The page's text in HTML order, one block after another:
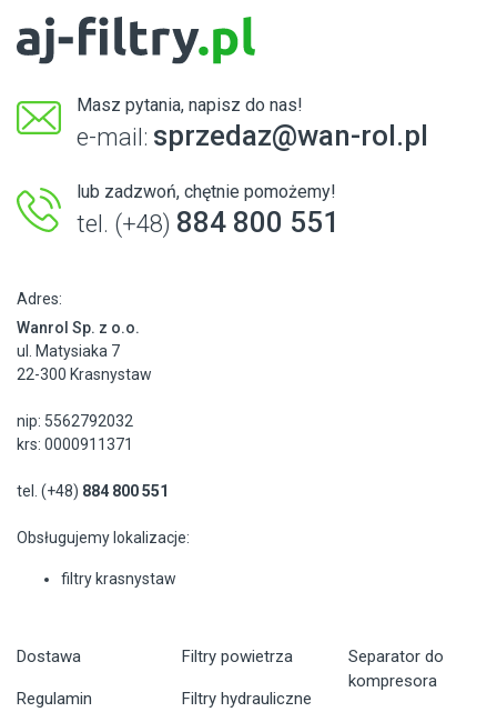
Masz pytania, napisz do nas!
e-mail: sprzedaz@wan-rol.pl
lub zadzwoń, chętnie pomożemy!
tel. (+48) 884 800 551
Adres:
Wanrol Sp. z o.o.
ul. Matysiaka 7
22-300 Krasnystaw
nip: 5562792032
krs: 0000911371
tel. (+48) 884 800 551
Obsługujemy lokalizacje:
filtry krasnystaw
Dostawa
Regulamin
Filtry powietrza
Filtry hydrauliczne
Separator do
kompresora